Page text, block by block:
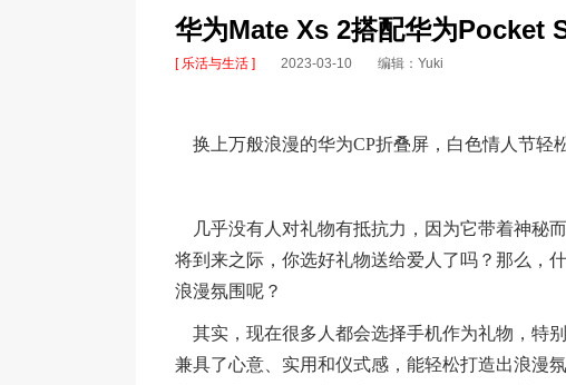
华为Mate Xs 2搭配华为Pocket
[ 乐活与生活 ] 2023-03-10 编辑：Yuki
换上万般浪漫的华为CP折叠屏，白色情人节轻
几乎没有人对礼物有抵抗力，因为它带着神秘
将到来之际，你选好礼物送给爱人了吗？那么，
浪漫氛围呢？
其实，现在很多人都会选择手机作为礼物，特
兼具了心意、实用和仪式感，能轻松打造出浪漫